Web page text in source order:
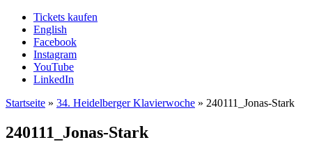
Tickets kaufen
English
Facebook
Instagram
YouTube
LinkedIn
Startseite » 34. Heidelberger Klavierwoche » 240111_Jonas-Stark
240111_Jonas-Stark